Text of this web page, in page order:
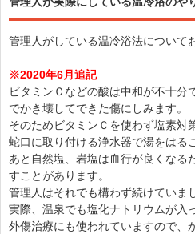
管理人がしている温冷浴法について
※2020年6月追記
ビタミンＣなどの酸は中和が不十分
でかき壊してできた傷にしみます。
そのためビタミンＣを使わず塩素対
蛇口に取り付ける浄水器で湯をはる
あと自然塩、岩塩は血行が良くなる
すことがあります。
管理人はそれでも構わず続けていま
実際、温泉でも塩化ナトリウムが入
外傷治療にも使われていますので、